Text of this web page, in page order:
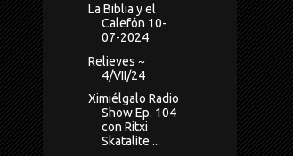
La Biblia y el
Calefón 10-
07-2024
Relieves ~
4/VII/24
Ximiélgalo Radio
Show Ep. 104
con Ritxi
Skatalite ...